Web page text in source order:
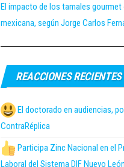
El impacto de los tamales
mexicana, según Jorge Carlos
REACCIONES RECIENTES
El doctorado en audiencias,
ContraRéplica
Participa Zinc Nacional en el
Laboral del Sistema DIF Nuevo León